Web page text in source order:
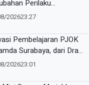
Perilaku
Manis Penderita
202623:27
Pembelajaran PJOK
Surabaya, dari Draf
hingga Lahirkan Modul
202623:01